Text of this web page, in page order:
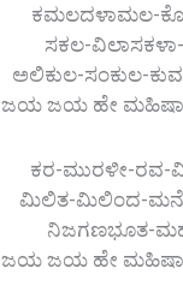
ಕಮಲದಳಾಮಲ-
ಸಕಲ-
ಅಲಿಕುಲ-ಸಂಕುಲ-
ಜಯ ಜಯ ಹೇ
ಕರ-ಮುರಳೀ-ರವ-
ಮಿಲಿತ-ಮಿಲಿಂದ-
ನಿಜಗಣಭೂತ-
ಜಯ ಜಯ ಹೇ